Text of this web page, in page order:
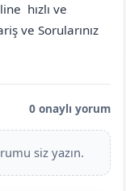
hızlı ve
ve Sorularınız
0 onaylı yorum
siz yazın.